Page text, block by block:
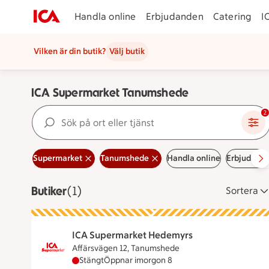
Handla online Erbjudanden Catering
Vilken är din butik? Välj butik
ICA Supermarket Tanumshede
Sök på ort eller tjänst 2
Supermarket Tanumshede Handla online
ButikerVisar 1 stycken
(1) Sortera
ICA Supermarket Hedemyrs
Affärsvägen 12, Tanumshede
ICA Supermarket Hedemyrs har stängt idag,
StängtÖppnar imorgon 8